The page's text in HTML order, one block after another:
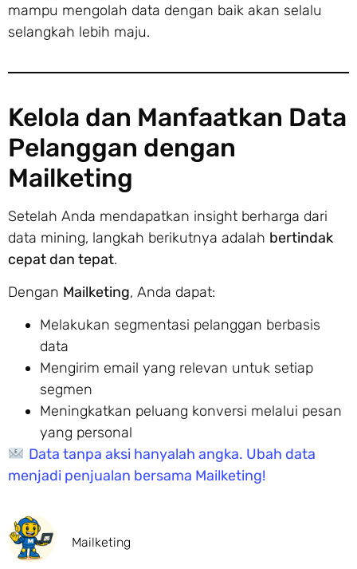
mampu mengolah data dengan baik akan selalu
selangkah lebih maju.
Kelola dan Manfaatkan Data
Pelanggan dengan
Mailketing
Setelah Anda mendapatkan insight berharga dari
data mining, langkah berikutnya adalah bertindak
cepat dan tepat.
Dengan Mailketing, Anda dapat:
Melakukan segmentasi pelanggan berbasis
data
Mengirim email yang relevan untuk setiap
segmen
Meningkatkan peluang konversi melalui pesan
yang personal
Data tanpa aksi hanyalah angka. Ubah data
menjadi penjualan bersama Mailketing!
Mailketing